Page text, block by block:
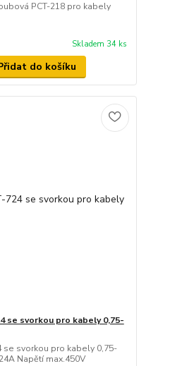
PCT-218 pro kabely
Skladem 34 ks
do košíku
se svorkou pro kabely 0,75-
se svorkou pro kabely 0,75-
Napětí max.450V